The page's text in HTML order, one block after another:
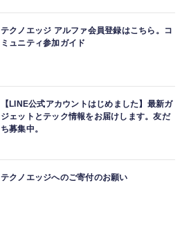
テクノエッジ アルファ会員登録はこちら。コ
ミュニティ参加ガイド
【LINE公式アカウントはじめました】最新ガ
ジェットとテック情報をお届けします。友だ
ち募集中。
テクノエッジへのご寄付のお願い